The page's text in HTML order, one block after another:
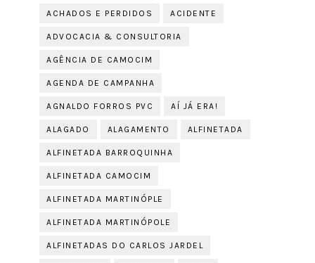
ACHADOS E PERDIDOS ACIDENTE
ADVOCACIA & CONSULTORIA
AGÊNCIA DE CAMOCIM
AGENDA DE CAMPANHA
AGNALDO FORROS PVC AÍ JÁ ERA!
ALAGADO ALAGAMENTO ALFINETADA
ALFINETADA BARROQUINHA
ALFINETADA CAMOCIM
ALFINETADA MARTINÓPLE
ALFINETADA MARTINÓPOLE
ALFINETADAS DO CARLOS JARDEL